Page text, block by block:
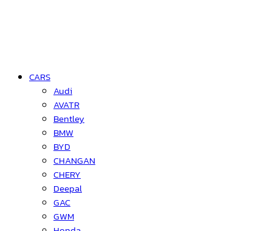
CARS
Audi
AVATR
Bentley
BMW
BYD
CHANGAN
CHERY
Deepal
GAC
GWM